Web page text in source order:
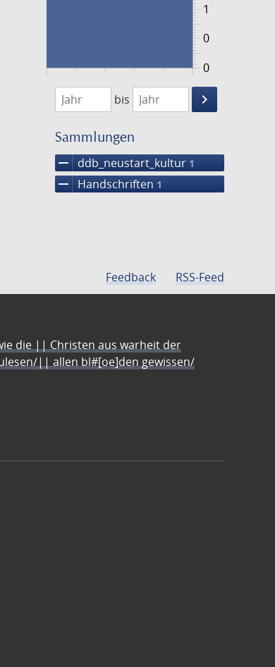
0
0
1
1474
1475
bis
keyboard_arrow_right
Suche
Sammlungen
remove ddb_neustart_kultur 1
remove Handschriften 1
Feedback RSS-Feed
die || Christen aus warheit der
|| allen bl#[oe]den gewissen/